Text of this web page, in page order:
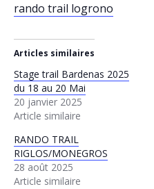
rando trail logrono
Articles similaires
Stage trail Bardenas 2025
du 18 au 20 Mai
20 janvier 2025
Article similaire
RANDO TRAIL
RIGLOS/MONEGROS
28 août 2025
Article similaire